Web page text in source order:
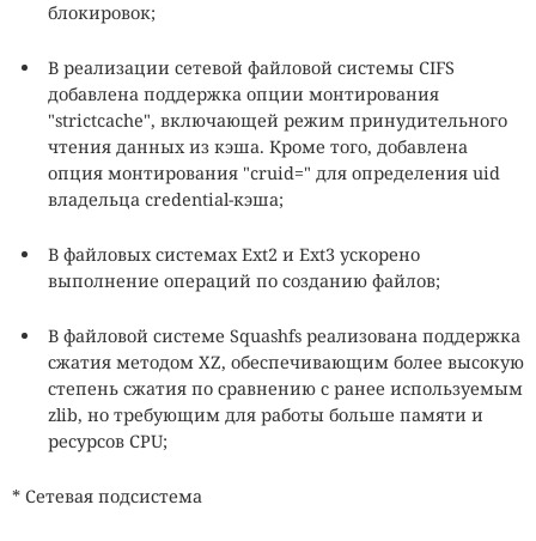
блокировок;
В реализации сетевой файловой системы CIFS
добавлена поддержка опции монтирования
"strictcache", включающей режим принудительного
чтения данных из кэша. Кроме того, добавлена
опция монтирования "cruid=" для определения uid
владельца credential-кэша;
В файловых системах Ext2 и Ext3 ускорено
выполнение операций по созданию файлов;
В файловой системе Squashfs реализована поддержка
сжатия методом XZ, обеспечивающим более высокую
степень сжатия по сравнению с ранее используемым
zlib, но требующим для работы больше памяти и
ресурсов CPU;
* Сетевая подсистема